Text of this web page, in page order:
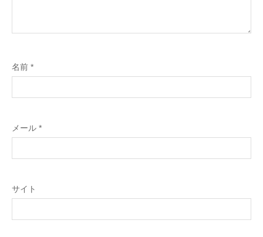
名前 *
メール *
サイト